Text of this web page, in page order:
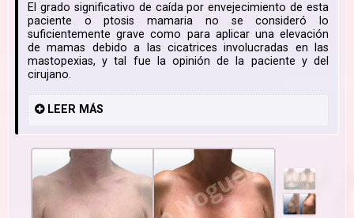
El grado significativo de caída por envejecimiento de esta
paciente o ptosis mamaria no se consideró lo
suficientemente grave como para aplicar una elevación
de mamas debido a las cicatrices involucradas en las
mastopexias, y tal fue la opinión de la paciente y del
cirujano.
LEER MÁS